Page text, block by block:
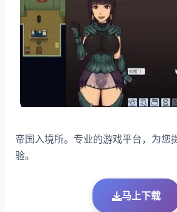
帝国入境所。专业的游戏平台，为您
验。
马上下载